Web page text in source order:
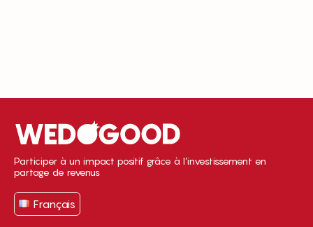
Participer à un impact positif grâce à l’investissement en
partage de revenus
Français